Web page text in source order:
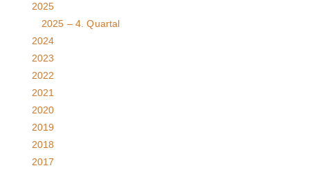
2025
2025 – 4. Quartal
2024
2023
2022
2021
2020
2019
2018
2017